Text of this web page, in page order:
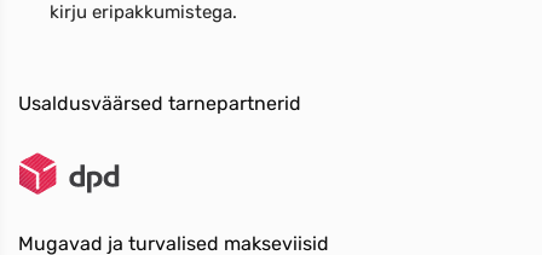
kirju eripakkumistega.
Usaldusväärsed tarnepartnerid
Mugavad ja turvalised makseviisid